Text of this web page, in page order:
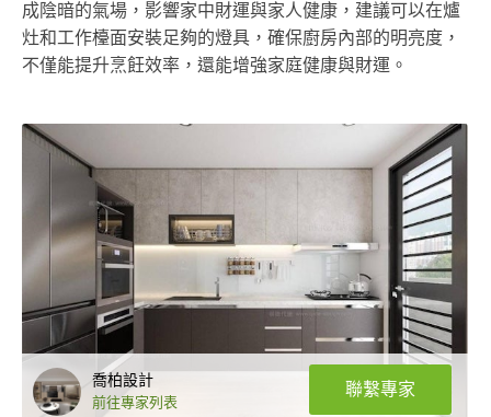
成陰暗的氣場，影響家中財運與家人健康，建議可以在爐
灶和工作檯面安裝足夠的燈具，確保廚房內部的明亮度，
不僅能提升烹飪效率，還能增強家庭健康與財運。
喬柏設計
前往專家列表
聯繫專家